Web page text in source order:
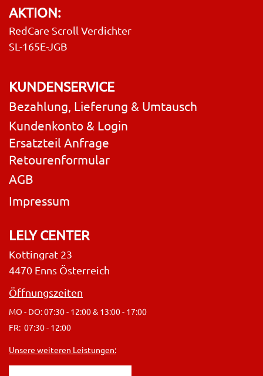
AKTION:
RedCare Scroll Verdichter
SL-165E-JGB
KUNDENSERVICE
Bezahlung, Lieferung & Umtausch
Kundenkonto & Login
Ersatzteil Anfrage
Retourenformular
AGB
Impressum
LELY CENTER
Kottingrat 23
4470 Enns Österreich
Öffnungszeiten
MO - DO: 07:30 - 12:00 & 13:00 - 17:00
FR: 07:30 - 12:00
Unsere weiteren Leistungen: